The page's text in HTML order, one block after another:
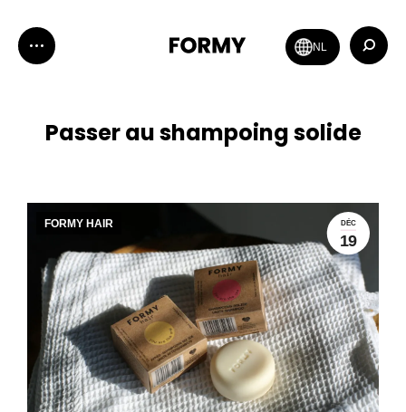
NL
:
Passer au shampoing solide
DÉC
19
FORMY HAIR